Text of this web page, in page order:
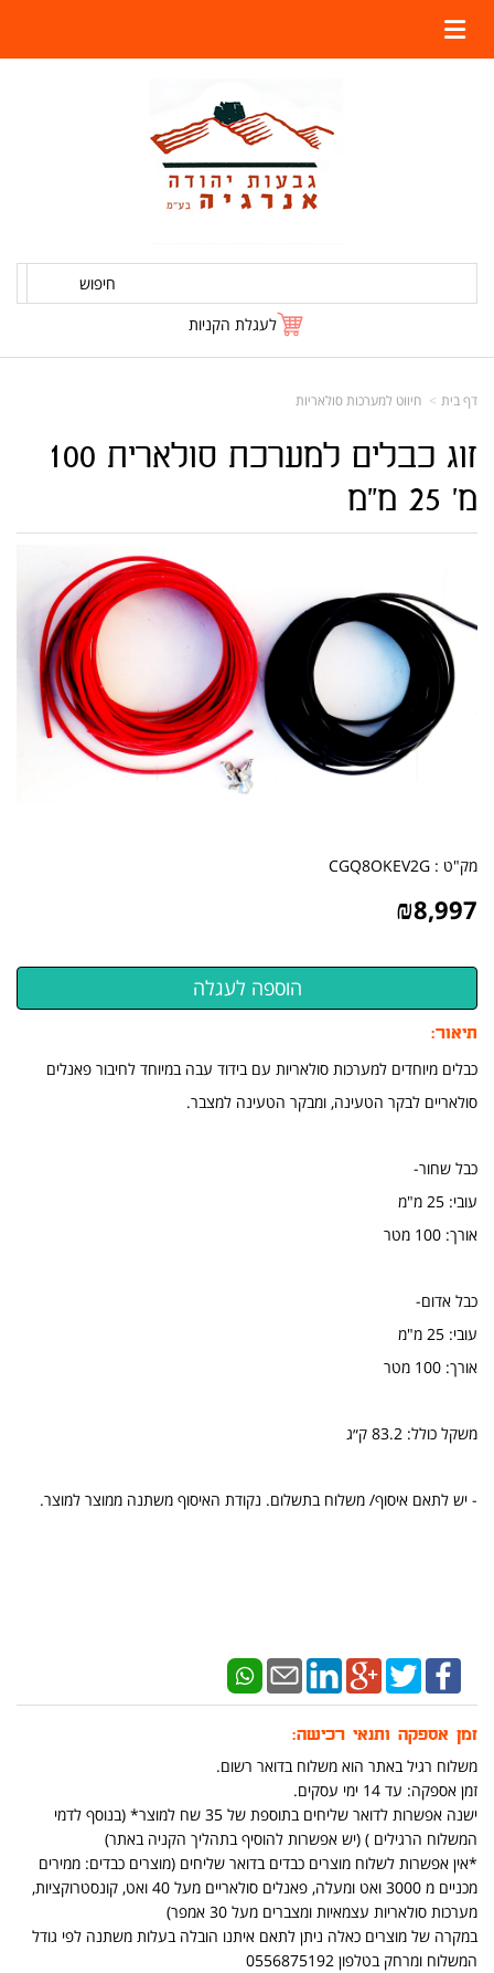
חיפוש
לעגלת הקניות
דף בית חיווט למערכות סולאריות
זוג כבלים למערכת סולארית 100
מ' 25 מ"מ
מק"ט : CGQ8OKEV2G
₪8,997
תיאור:
כבלים מיוחדים למערכות סולאריות עם בידוד עבה במיוחד לחיבור פאנלים
סולאריים לבקר הטעינה, ומבקר הטעינה למצבר.
כבל שחור-
עובי: 25 מ"מ
אורך: 100 מטר
כבל אדום-
עובי: 25 מ"מ
אורך: 100 מטר
משקל כולל: 83.2 ק״ג
​- יש לתאם איסוף/ משלוח בתשלום. נקודת האיסוף משתנה ממוצר למוצר.
זמן אספקה ותנאי רכישה:
משלוח רגיל באתר הוא משלוח בדואר רשום.
זמן אספקה: עד 14 ימי עסקים.
ישנה אפשרות לדואר שליחים בתוספת של 35 שח למוצר* (בנוסף לדמי
המשלוח הרגילים ) (יש אפשרות להוסיף בתהליך הקניה באתר)
*אין אפשרות לשלוח מוצרים כבדים בדואר שליחים (מוצרים כבדים: ממירים
מכניים מ 3000 ואט ומעלה, פאנלים סולאריים מעל 40 ואט, קונסטרוקציות,
מערכות סולאריות עצמאיות ומצברים מעל 30 אמפר)
במקרה של מוצרים כאלה ניתן לתאם איתנו הובלה בעלות משתנה לפי גודל
המשלוח ומרחק בטלפון 0556875192